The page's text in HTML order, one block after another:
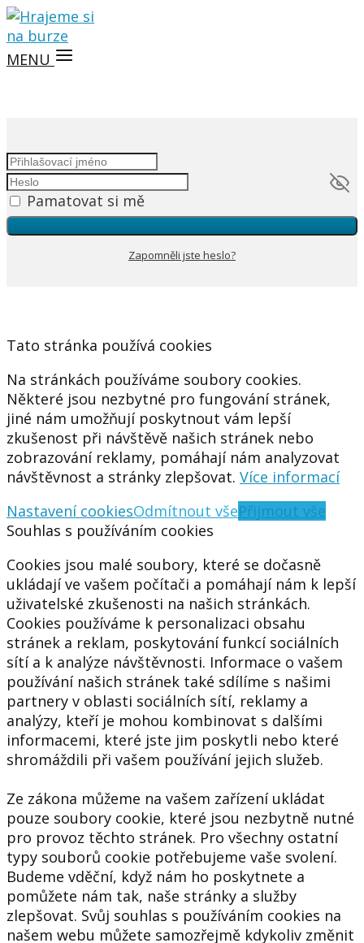
MENU
Pamatovat si mě
Zapomněli jste heslo?
Tato stránka používá cookies
Na stránkách používáme soubory cookies.
Některé jsou nezbytné pro fungování stránek,
jiné nám umožňují poskytnout vám lepší
zkušenost při návštěvě našich stránek nebo
zobrazování reklamy, pomáhají nám analyzovat
návštěvnost a stránky zlepšovat. Více informací
Nastavení cookiesOdmítnout všePřijmout vše
Souhlas s používáním cookies
Cookies jsou malé soubory, které se dočasně
ukládají ve vašem počítači a pomáhají nám k lepší
uživatelské zkušenosti na našich stránkách.
Cookies používáme k personalizaci obsahu
stránek a reklam, poskytování funkcí sociálních
sítí a k analýze návštěvnosti. Informace o vašem
používání našich stránek také sdílíme s našimi
partnery v oblasti sociálních sítí, reklamy a
analýzy, kteří je mohou kombinovat s dalšími
informacemi, které jste jim poskytli nebo které
shromáždili při vašem používání jejich služeb.
Ze zákona můžeme na vašem zařízení ukládat
pouze soubory cookie, které jsou nezbytně nutné
pro provoz těchto stránek. Pro všechny ostatní
typy souborů cookie potřebujeme vaše svolení.
Budeme vděční, když nám ho poskytnete a
pomůžete nám tak, naše stránky a služby
zlepšovat. Svůj souhlas s používáním cookies na
našem webu můžete samozřejmě kdykoliv změnit